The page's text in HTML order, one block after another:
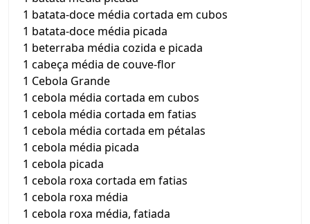
1 batata-doce média cortada em cubos
1 batata-doce média picada
1 beterraba média cozida e picada
1 cabeça média de couve-flor
1 Cebola Grande
1 cebola média cortada em cubos
1 cebola média cortada em fatias
1 cebola média cortada em pétalas
1 cebola média picada
1 cebola picada
1 cebola roxa cortada em fatias
1 cebola roxa média
1 cebola roxa média, fatiada